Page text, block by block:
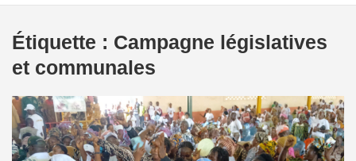
Étiquette : Campagne législatives
et communales